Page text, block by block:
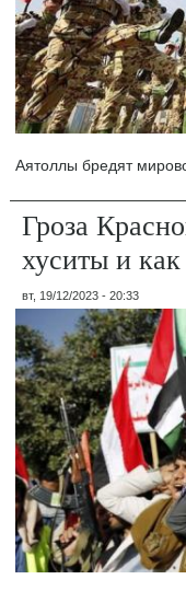
Аятоллы бредят
Гроза
хуситы и
вт, 19/12/2023 - 20:33